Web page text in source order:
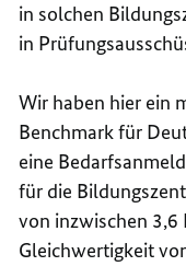
in solchen
in
Wir haben hier ein
Benchmark für
eine
für die
von inzwischen 3,6
Gleichwertigkeit